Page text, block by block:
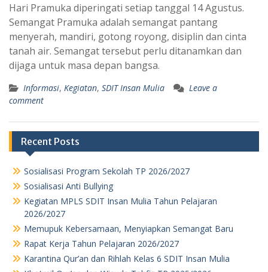
Hari Pramuka diperingati setiap tanggal 14 Agustus.
Semangat Pramuka adalah semangat pantang
menyerah, mandiri, gotong royong, disiplin dan cinta
tanah air. Semangat tersebut perlu ditanamkan dan
dijaga untuk masa depan bangsa.
Informasi, Kegiatan, SDIT Insan Mulia
Leave a
comment
Recent Posts
Sosialisasi Program Sekolah TP 2026/2027
Sosialisasi Anti Bullying
Kegiatan MPLS SDIT Insan Mulia Tahun Pelajaran
2026/2027
Memupuk Kebersamaan, Menyiapkan Semangat Baru
Rapat Kerja Tahun Pelajaran 2026/2027
Karantina Qur’an dan Rihlah Kelas 6 SDIT Insan Mulia